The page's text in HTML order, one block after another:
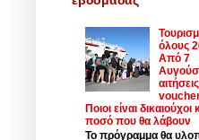
όλους
Από 7
Ποιοι είναι δικαιούχοι
ποσό που θα λάβουν
Το πρόγραμμα θα